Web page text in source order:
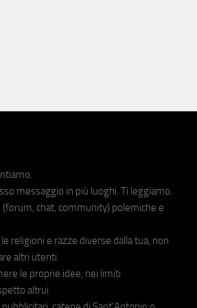
messaggio in più luoghi. Ti leggiamo.
(forum, chat, community) polemiche e
religioni e razze diverse dalla tua, non
altri utenti.
le proprie idee, nei limiti
altrui.